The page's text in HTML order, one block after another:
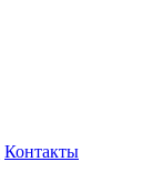
Контакты